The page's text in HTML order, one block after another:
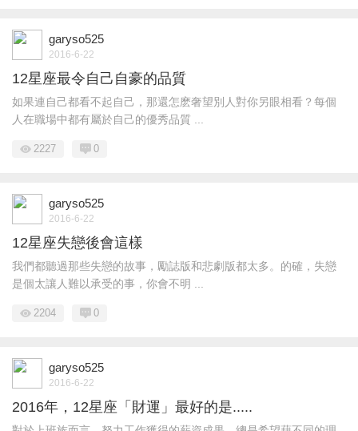
garyso525
2016-6-22
12星座最令自己自豪的品質
如果連自己都看不起自己，那還怎麽奢望別人對你另眼相看？每個
人在職場中都有屬於自己的優秀品質 ...
2227 0
garyso525
2016-6-22
12星座失戀後會這樣
我們都聽過那些失戀的故事，勵誌版和悲劇版都太多。的確，失戀
是個太讓人難以承受的事，你會不明 ...
2204 0
garyso525
2016-6-22
2016年，12星座「財運」最好的是.....